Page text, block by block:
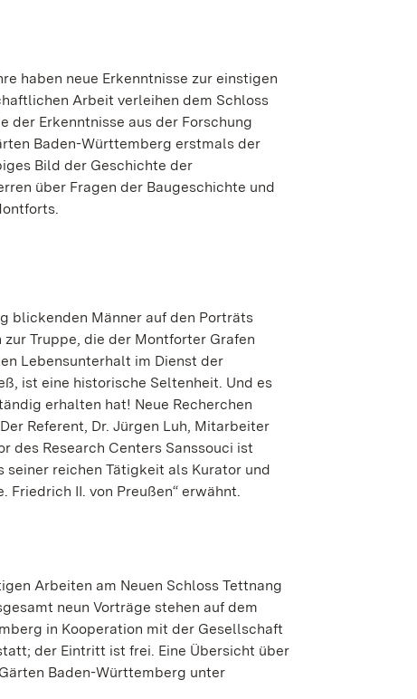
haben neue Erkenntnisse zur einstigen
Arbeit verleihen dem Schloss
der Erkenntnisse aus der Forschung
Baden-Württemberg erstmals der
Bild der Geschichte der
über Fragen der Baugeschichte und
blickenden Männer auf den Porträts
Truppe, die der Montforter Grafen
Lebensunterhalt im Dienst der
ist eine historische Seltenheit. Und es
erhalten hat! Neue Recherchen
Referent, Dr. Jürgen Luh, Mitarbeiter
des Research Centers Sanssouci ist
seiner reichen Tätigkeit als Kurator und
Friedrich II. von Preußen“ erwähnt.
Arbeiten am Neuen Schloss Tettnang
neun Vorträge stehen auf dem
in Kooperation mit der Gesellschaft
der Eintritt ist frei. Eine Übersicht über
Baden-Württemberg unter